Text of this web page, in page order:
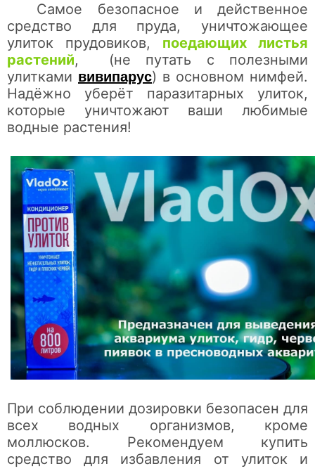
Самое безопасное и действенное
средство для пруда, уничтожающее
улиток прудовиков,
поедающих листья
растений, (не путать с полезными
улитками вивипарус) в основном нимфей.
Надёжно уберёт паразитарных улиток,
которые уничтожают ваши любимые
водные растения!
При соблюдении дозировки безопасен для
всех водных организмов, кроме
моллюсков. Рекомендуем купить
средство для избавления от улиток и